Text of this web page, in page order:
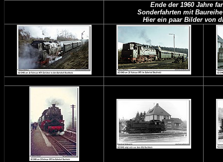
Ende der 1960 Jahre
Sonderfahrten mit
Hier ein paar Bilder von